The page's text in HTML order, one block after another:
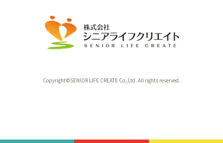
Copyright©SENIOR LIFE CREATE Co.,Ltd. All rights reserved.